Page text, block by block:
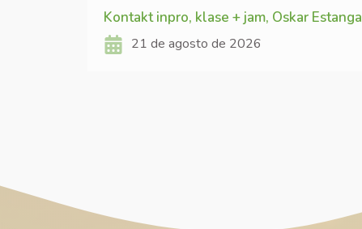
Kontakt inpro, klase + jam, Oskar Estanga
21 de agosto de 2026